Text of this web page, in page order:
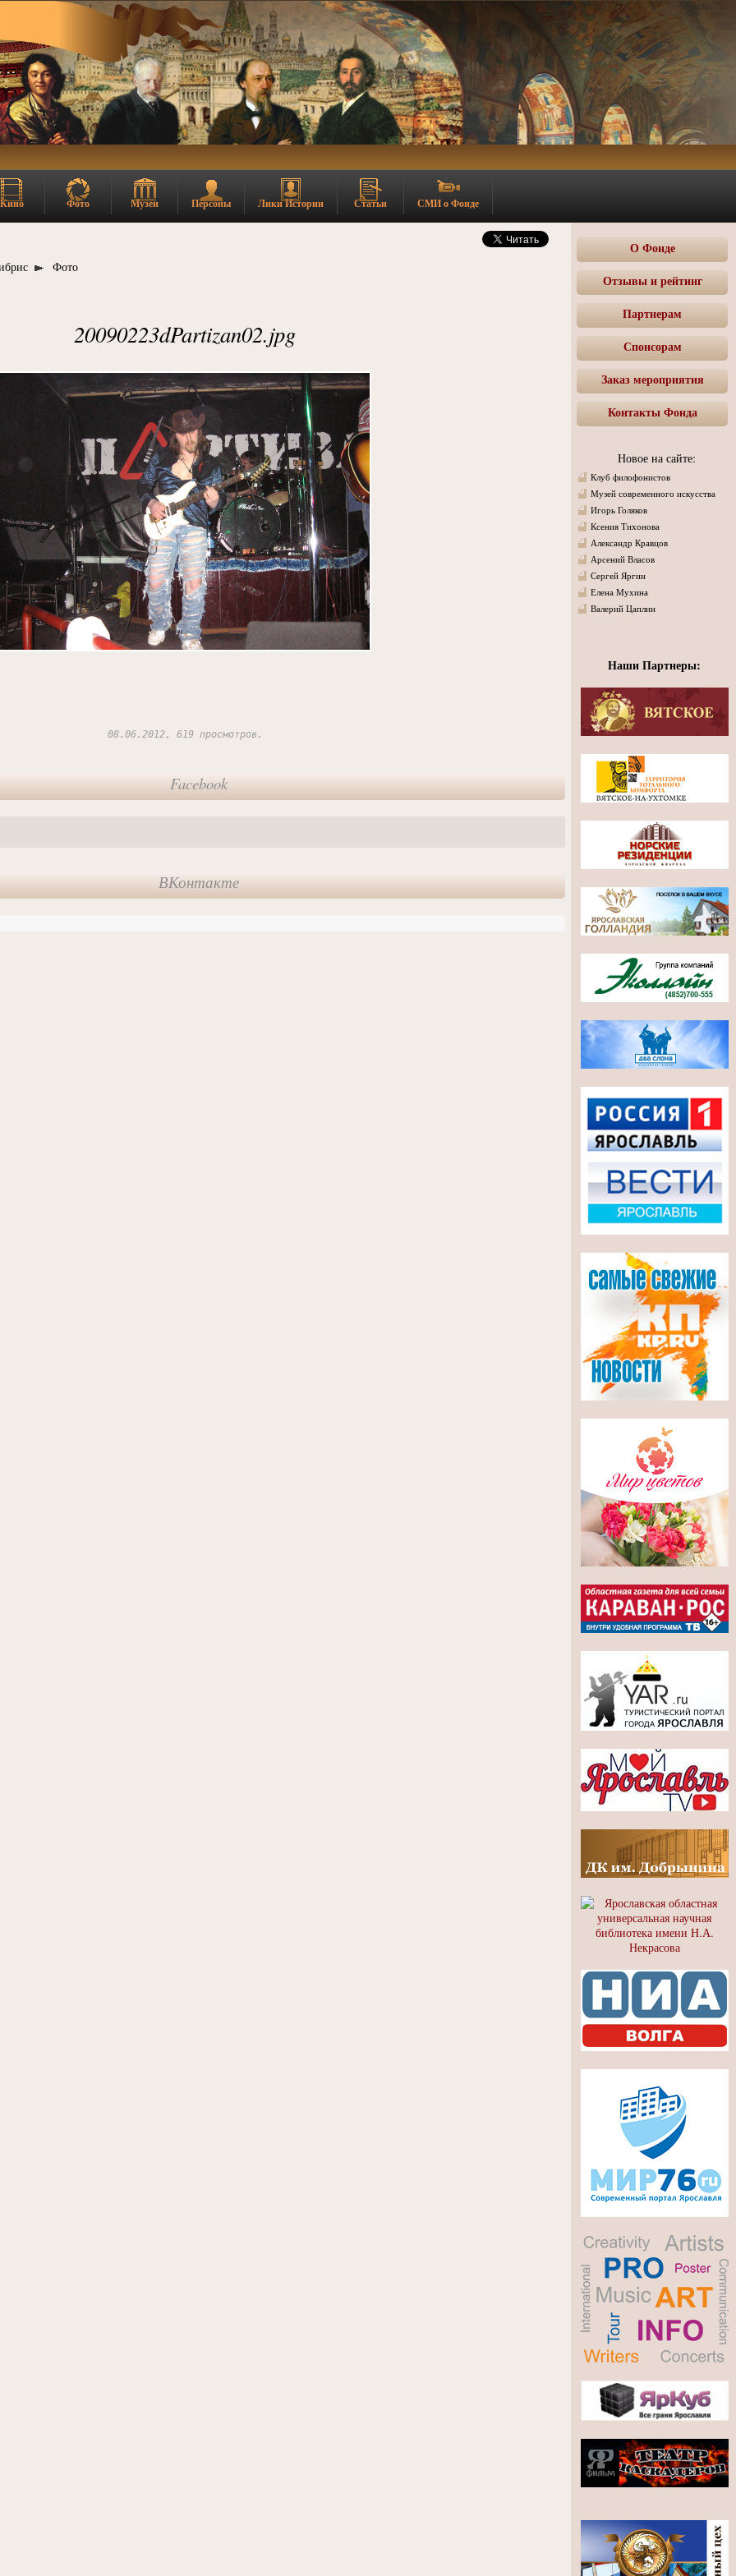
Кино Фото Музеи Персоны Лики Истории Статьи СМИ о Фонде
Фото
20090223dPartizan02.jpg
08.06.2012, 619 просмотров.
Facebook
ВКонтакте
О Фонде
Отзывы и рейтинг
Партнерам
Спонсорам
Заказ мероприятия
Контакты Фонда
Новое на сайте:
Клуб филофонистов
Музей современного искусства
Игорь Голяков
Ксения Тихонова
Александр Кравцов
Арсений Власов
Сергей Яргин
Елена Мухина
Валерий Цаплин
Наши Партнеры: